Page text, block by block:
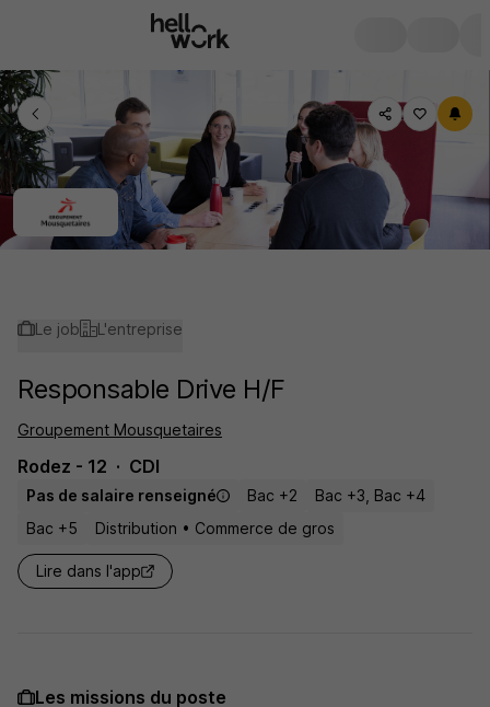
Le job L'entreprise
Responsable Drive H/F
Groupement Mousquetaires
Rodez - 12 CDI
Pas de salaire renseigné Bac +2
Bac +3, Bac +4
Bac +5
Distribution • Commerce de gros
Lire dans l'app
Les missions du poste